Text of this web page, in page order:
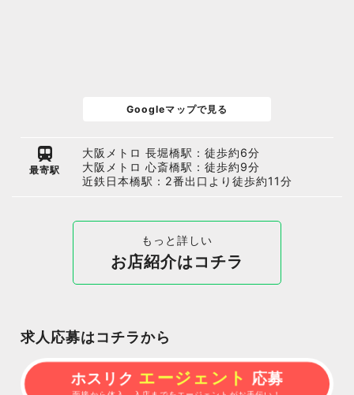
Googleマップで見る
最寄駅
大阪メトロ 長堀橋駅：徒歩約6分
大阪メトロ 心斎橋駅：徒歩約9分
近鉄日本橋駅：2番出口より徒歩約11分
もっと詳しい
お店紹介はコチラ
求人応募はコチラから
ホスリク エージェント 応募